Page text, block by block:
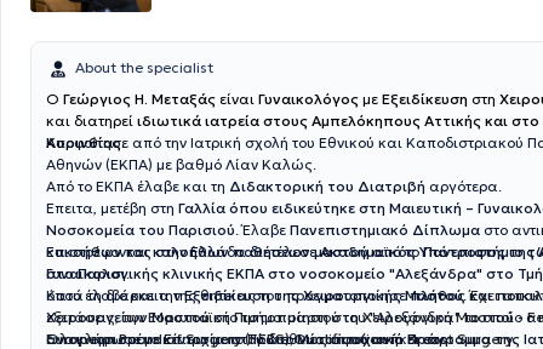
About the specialist
O Γεώργιος Η. Μεταξάς είναι Γυναικολόγος με Εξειδίκευση στη
και διατηρεί ιδιωτικά ιατρεία στους Αμπελόκηπους Αττικής και στο
Κορινθίας.
Αποφοίτησε από την Ιατρική σχολή του Εθνικού και Καποδιστριακού
Αθηνών (ΕΚΠΑ) με βαθμό Λίαν Καλώς.
Από το ΕΚΠΑ έλαβε και τη Διδακτορική του Διατριβή αργότερα.
Έπειτα, μετέβη στη Γαλλία όπου ειδικεύτηκε στη Μαιευτική –
Νοσοκομεία του Παρισιού. Έλαβε Πανεπιστημιακό Δίπλωμα στο
κακοήθων και καλοήθων παθήσεων μαστούαπό τοΠανεπιστήμιο
στο Παρισι.
Επιστρέφοντας στην Ελλάδα διετέλεσεΑκαδημαϊκός Υπότροφος της
Γυναικολογικής κλινικής ΕΚΠΑ στο νοσοκομείο "Αλεξάνδρα" στο
όπου έλαβε και τηνΕξειδίκευση της Χειρουργικής Μαστού.Έχει
εξετάσεις, τηνΕυρωπαϊκή Πιστοποίηση στη Χειρουργική Μαστού -
European Board of Surgery (FEBS),Qualification in Breast Surgery.
Κατά τη διάρκεια της θητείας του πραγματοποίησεπλήθος και
Χειρουργείων Μαστούστο τμήμα μαστού του "Αλεξάνδρα" το οποίο
αναγνωρισμένο κέντρο μαστού διεθνώς αφού ανήκει στο
Ολοκλήρωσε με Επιτυχία το ΠρώτοΜεταπτυχιακό Πρόγραμμα της